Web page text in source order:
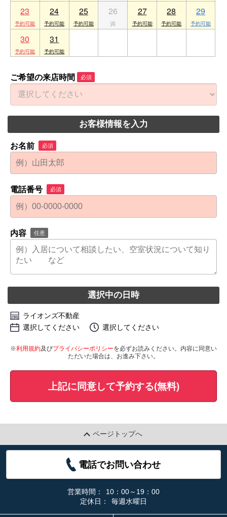
23 24 25 26 27 28 29
30 31
ご希望の来店時間 必須
お客様情報を入力
お名前 必須
電話番号 必須
内容 任意
選択中の日時
ライオンズ不動産
選択してください
選択してください
※利用規約及びプライバシーポリシーを必ずお読みください。内容に同意い
ただいた場合は、お進み下さい。
上記に同意して予約する(無料)
ページトップへ
電話でお問い合わせ
営業時間：
10：00～19：00
定休日：
毎週水曜日